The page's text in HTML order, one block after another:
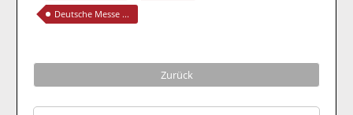
Deutsche Messe ...
Zurück